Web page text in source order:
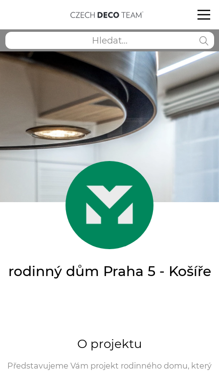
rodinný dům Praha 5 - Košíře
O projektu
Představujeme Vám projekt rodinného domu, který